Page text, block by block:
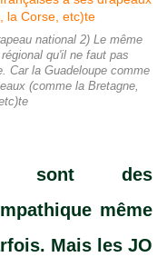
national 2) Le même
qu'il ne faut pas
Car la Guadeloupe comme
(comme la Bretagne,
sont des
même
Mais les JO